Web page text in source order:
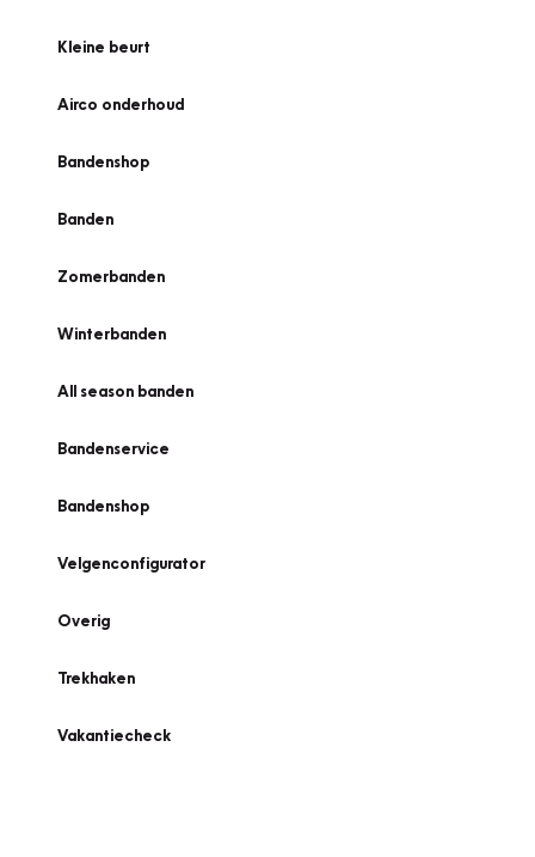
Kleine beurt
Airco onderhoud
Bandenshop
Banden
Zomerbanden
Winterbanden
All season banden
Bandenservice
Bandenshop
Velgenconfigurator
Overig
Trekhaken
Vakantiecheck